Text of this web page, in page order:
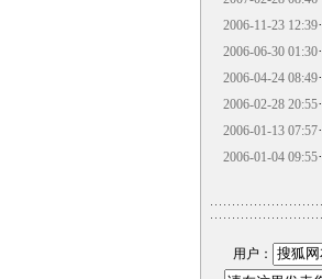
2006-11-23 12:39·
2006-06-30 01:30·
2006-04-24 08:49·
2006-02-28 20:55·
2006-01-13 07:57·
2006-01-04 09:55·
用户：